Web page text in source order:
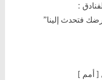
:
فتحدث إلينا”
[ أمم ]